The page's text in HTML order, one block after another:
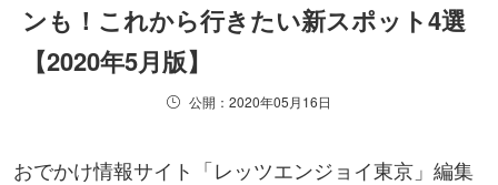
ンも！これから行きたい新スポット4選
【2020年5月版】
公開：2020年05月16日
おでかけ情報サイト「レッツエンジョイ東京」編集